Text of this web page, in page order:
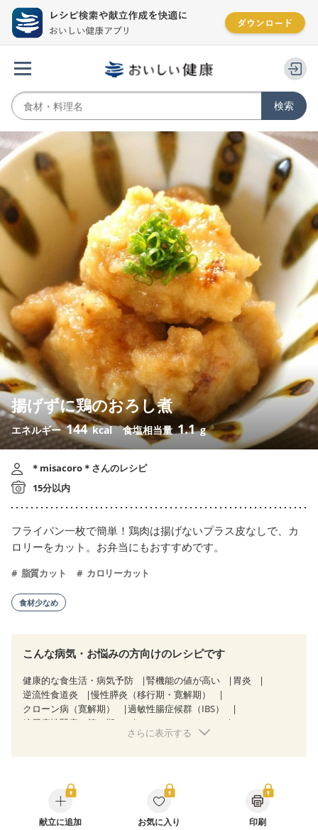
揚げずに鶏のおろし煮
エネルギー144 kcal 食塩相当量1.1 g
＊misacoro＊さんのレシピ
15分以内
フライパン一枚で簡単！鶏肉は揚げないプラス皮なしで、カ
ロリーをカット。お弁当にもおすすめです。
脂質カット カロリーカット
食材少なめ
こんな病気・お悩みの方向けのレシピです
健康的な食生活・病気予防 腎機能の値が高い
胃炎
逆流性食道炎
慢性膵炎（移行期・寛解期）
クローン病（寛解期）
過敏性腸症候群（IBS）
糖尿病性腎症（第３期）
CKD（ステージ１）
CKD（ステージ３a）
大腸がん（抗がん剤治療中）
大腸がん（放射線治療中）
飲み込みにくい
消化不良
産後（ミルク）
骨折
骨粗しょう症
関節リウマチ
さらに表示する
献立に追加 お気に入り 印刷